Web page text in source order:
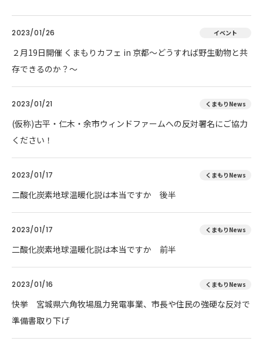
2023/01/26 イベント
２月19日開催 くまもりカフェ in 京都～どうすれば野生動物と共
存できるのか？～
2023/01/21 くまもりNews
(仮称)古平・仁木・余市ウィンドファームへの反対署名にご協力
ください！
2023/01/17 くまもりNews
二酸化炭素地球温暖化説は本当ですか 後半
2023/01/17 くまもりNews
二酸化炭素地球温暖化説は本当ですか 前半
2023/01/16 くまもりNews
快挙 宮城県六角牧場風力発電事業、市長や住民の強硬な反対で
準備書取り下げ